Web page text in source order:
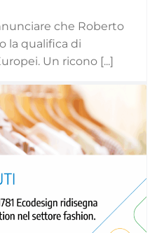
che Roberto
la qualifica di
Un ricono [...]